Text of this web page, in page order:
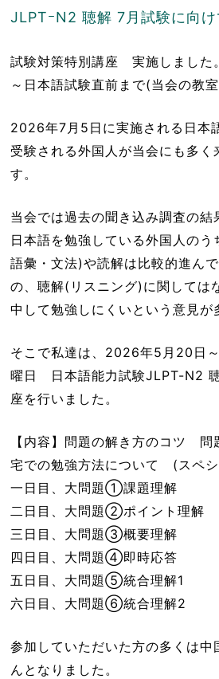
JLPTｰN2 聴解 7月試験に向
試験対策特別講座 実施しまし
～日本語試験直前まで(当会の教
2026年7月5日に実施される日本
受験される外国人が当会にも多く
す。
当会では過去の聞き込み調査の結
日本語を勉強している外国人のう
語彙・文法)や読解は比較的進ん
の、聴解(リスニング)に関しては
中して勉強しにくいという意見が
そこで私達は、2026年5月20日
曜日 日本語能力試験JLPT-N2
座を行いました。
【内容】問題の解き方のコツ 問
宅での勉強方法について (スペ
一日目、大問題①課題理解
二日目、大問題➁ポイント理解
三日目、大問題➂概要理解
四日目、大問題④即時応答
五日目、大問題⑤統合理解1
六日目、大問題⑥統合理解2
参加していただいた方の多くは中
んとなりました。